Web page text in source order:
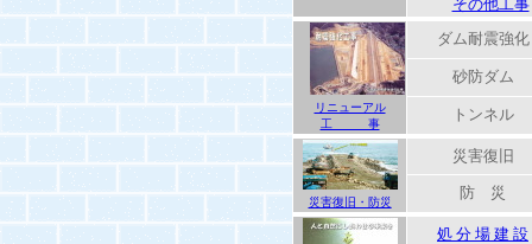
その他工事
リニューアル
工 事
ダム耐震強化
砂防ダム
トンネル
災害復旧・防災
災害復旧
防 災
処 分 場 建 設